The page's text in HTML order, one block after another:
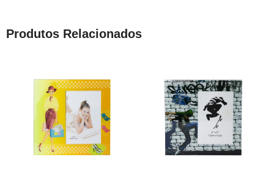
Produtos Relacionados